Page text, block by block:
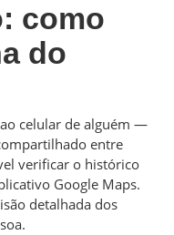
como
do
celular de alguém —
entre
verificar o histórico
Google Maps.
detalhada dos